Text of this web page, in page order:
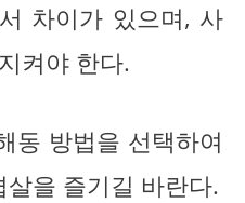
차이가 있으며, 사
켜야 한다.
동 방법을 선택하여
을 즐기길 바란다.